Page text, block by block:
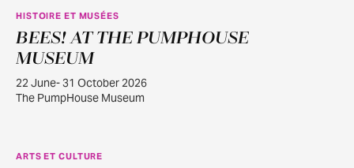
JUIN
22
HISTOIRE ET MUSÉES
BEES! AT THE PUMPHOUSE
MUSEUM
22 June- 31 October 2026
The PumpHouse Museum
ARTS ET CULTURE